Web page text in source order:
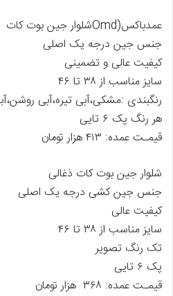
عمدباکس(Omdشلوار جین بوت کات
جنس جین درجه یک اصلی
کیفیت عالی و تضمینی
سایز مناسب از ۳۸ تا ۴۶
رنگبندی :مشکی،آبی تیره،آبی
هر رنگ پک ۶ تایی
قیمـت عمده: ۴۱۳ هزار تومان
شلوار جین بوت کات ذغالی
جنس جین کشی درجه یک اصلی
کیفیت عالی
سایز مناسب از ۳۸ تا ۴۶
تک رنگ تصویر
پک ۶ تایی
قیمـت عمده: ۳۶۸ هزار تومان